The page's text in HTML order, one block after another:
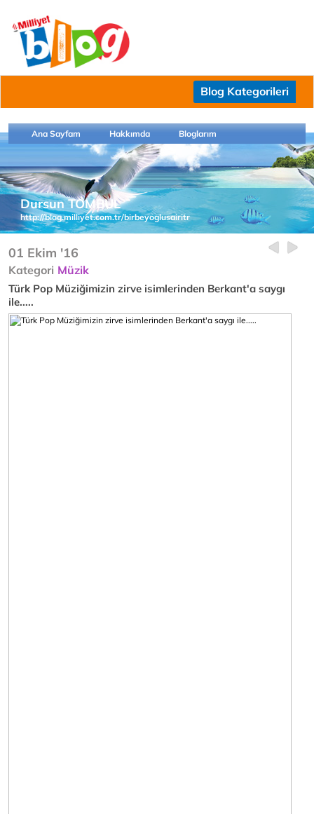
Blog Kategorileri
Ana Sayfam Hakkımda Bloglarım
Dursun TOMBUL
http://blog.milliyet.com.tr/birbeyoglusairitr
01 Ekim '16
Kategori Müzik
Türk Pop Müziğimizin zirve isimlerinden Berkant'a saygı
ile.....